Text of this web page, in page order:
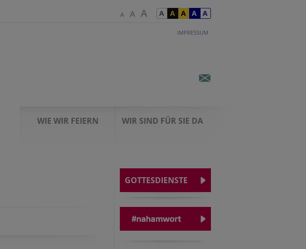
IMPRESSUM
WIE WIR FEIERN WIR SIND FÜR SIE DA
GOTTESDIENSTE